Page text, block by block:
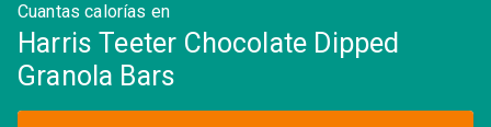
Cuantas calorías en
Harris Teeter Chocolate Dipped
Granola Bars